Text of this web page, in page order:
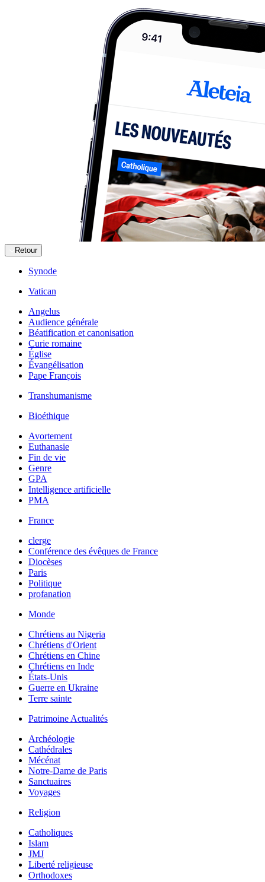
Retour
Synode
Vatican
Angelus
Audience générale
Béatification et canonisation
Curie romaine
Église
Évangélisation
Pape François
Transhumanisme
Bioéthique
Avortement
Euthanasie
Fin de vie
Genre
GPA
Intelligence artificielle
PMA
France
clerge
Conférence des évêques de France
Diocèses
Paris
Politique
profanation
Monde
Chrétiens au Nigeria
Chrétiens d'Orient
Chrétiens en Chine
Chrétiens en Inde
États-Unis
Guerre en Ukraine
Terre sainte
Patrimoine Actualités
Archéologie
Cathédrales
Mécénat
Notre-Dame de Paris
Sanctuaires
Voyages
Religion
Catholiques
Islam
JMJ
Liberté religieuse
Orthodoxes